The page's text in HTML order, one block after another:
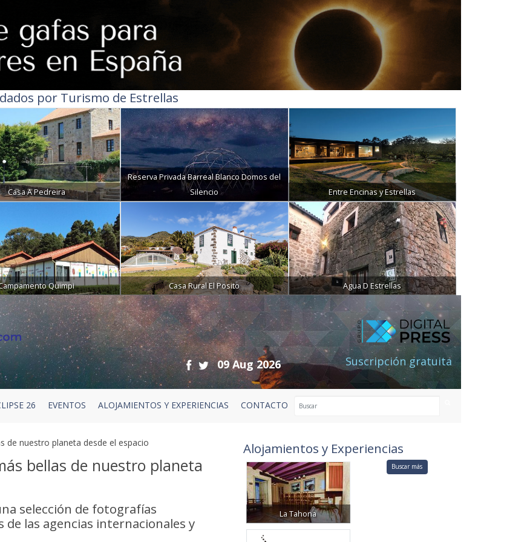
por Turismo de Estrellas
Casa A Pedreira
Reserva Privada Barreal Blanco Domos del
Silencio
Entre Encinas y Estrellas
Quimpi Casa Rural El Posito Agua D Estrellas
09 Aug 2026 Suscripción gratuita
26 EVENTOS ALOJAMIENTOS Y EXPERIENCIAS CONTACTO
de nuestro planeta desde el espacio
bellas de nuestro planeta
selección de fotografías
las agencias internacionales y
Alojamientos y Experiencias
La Tahona
Buscar más